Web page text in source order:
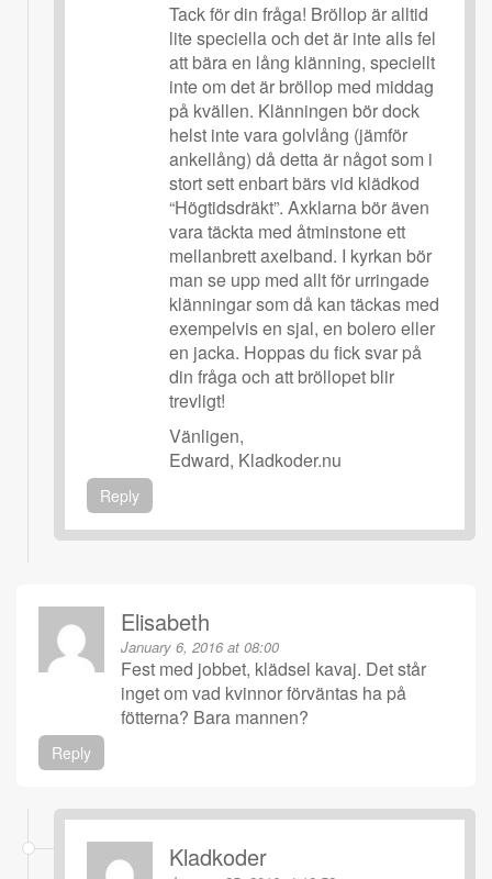
Tack för din fråga! Bröllop är alltid
lite speciella och det är inte alls fel
att bära en lång klänning, speciellt
inte om det är bröllop med middag
på kvällen. Klänningen bör dock
helst inte vara golvlång (jämför
ankellång) då detta är något som i
stort sett enbart bärs vid klädkod
“Högtidsdräkt”. Axklarna bör även
vara täckta med åtminstone ett
mellanbrett axelband. I kyrkan bör
man se upp med allt för urringade
klänningar som då kan täckas med
exempelvis en sjal, en bolero eller
en jacka. Hoppas du fick svar på
din fråga och att bröllopet blir
trevligt!
Vänligen,
Edward, Kladkoder.nu
Reply
Elisabeth
January 6, 2016 at 08:00
Fest med jobbet, klädsel kavaj. Det står
inget om vad kvinnor förväntas ha på
fötterna? Bara mannen?
Reply
Kladkoder